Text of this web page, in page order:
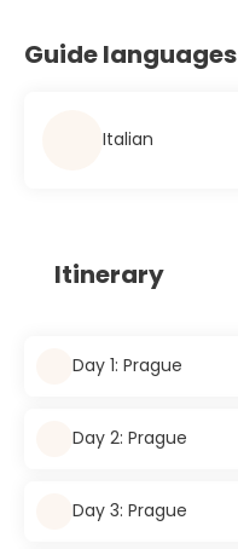
Guide languages
Italian
Itinerary
Day 1: Prague
Day 2: Prague
Day 3: Prague